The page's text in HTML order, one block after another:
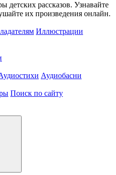
детских рассказов. Узнавайте
их произведения онлайн.
Иллюстрации
Аудиобасни
Поиск по сайту